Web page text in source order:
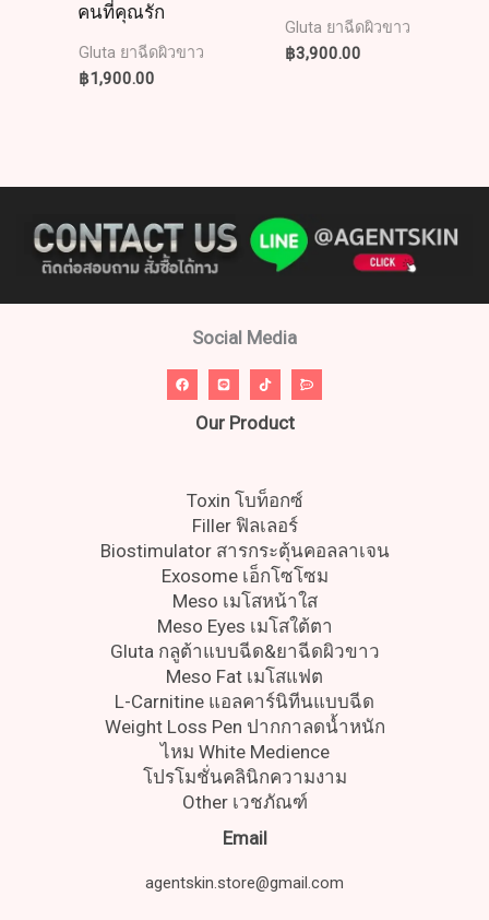
คนที่คุณรัก
Gluta ยาฉีดผิวขาว
฿1,900.00
Gluta ยาฉีดผิวขาว
฿3,900.00
Social Media
Our Product
Toxin โบท็อกซ์
Filler ฟิลเลอร์
Biostimulator สารกระตุ้นคอลลาเจน
Exosome เอ็กโซโซม
Meso เมโสหน้าใส
Meso Eyes เมโสใต้ตา
Gluta กลูต้าแบบฉีด&ยาฉีดผิวขาว
Meso Fat เมโสแฟต
L-Carnitine แอลคาร์นิทีนแบบฉีด
Weight Loss Pen ปากกาลดน้ำหนัก
ไหม White Medience
โปรโมชั่นคลินิกความงาม
Other เวชภัณฑ์
Email
agentskin.store@gmail.com